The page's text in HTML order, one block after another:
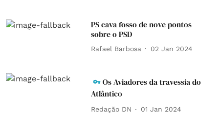
PS cava fosso de nove pontos
sobre o PSD
Rafael Barbosa 02 Jan 2024
Os Aviadores da travessia do
Atlântico
Redação DN 01 Jan 2024